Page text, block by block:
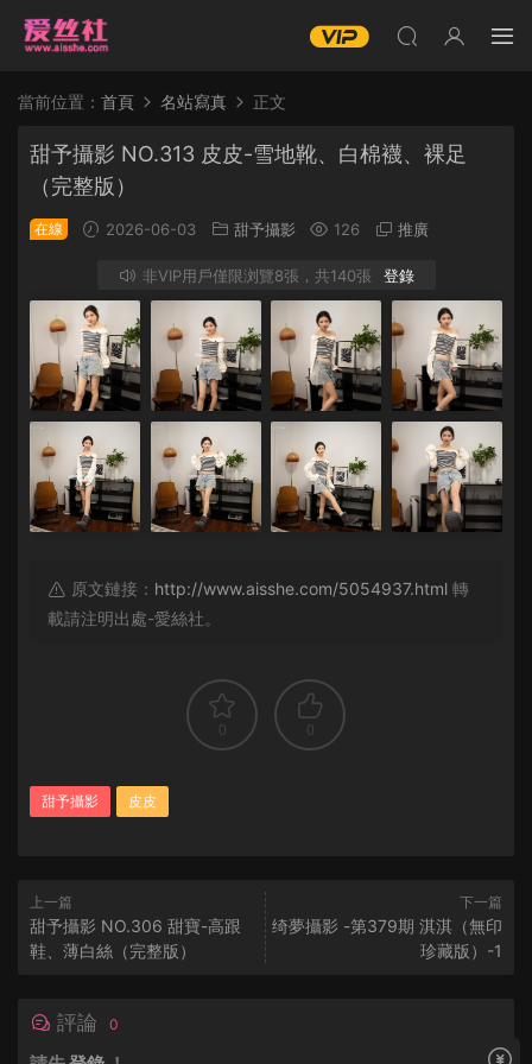
當前位置： 首頁 名站寫真 正文
甜予攝影 NO.313 皮皮-雪地靴、白棉襪、裸足
（完整版）
在線 2026-06-03 甜予攝影 126 推廣
非VIP用戶僅限浏覽8張，共140張 登錄
原文鏈接： http://www.aisshe.com/5054937.html 轉
載請注明出處-愛絲社。
0 0
甜予攝影 皮皮
上一篇
甜予攝影 NO.306 甜寶-高跟
鞋、薄白絲（完整版）
下一篇
绮夢攝影 -第379期 淇淇（無印
珍藏版）-1
評論 0